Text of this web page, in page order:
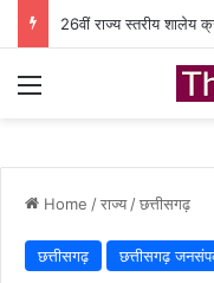
Menu
Home /राज्य /छत्तीसगढ़
छत्तीसगढ़ छत्तीसगढ़